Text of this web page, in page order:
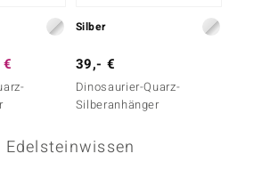
Silber
39,- €
Dinosaurier-Quarz-
Silberanhänger
Edelsteinwissen